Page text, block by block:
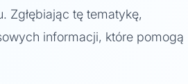
Zgłębiając tę tematykę,
informacji, które pomogą